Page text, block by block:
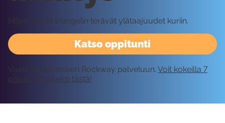
Katso oppitunti
Miten saada triangelin terävät ylätaajuudet kuriin.
Vaatii kirjautumisen Rockway palveluun. Voit kokeilla 7
päivää ilmaiseksi tästä!